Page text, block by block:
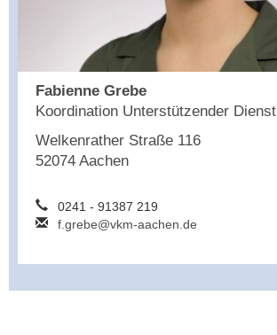
Fabienne Grebe
Koordination Unterstützender Dienst
Welkenrather Straße 116
52074 Aachen
0241 - 91387 219
f.grebe@vkm-aachen.de